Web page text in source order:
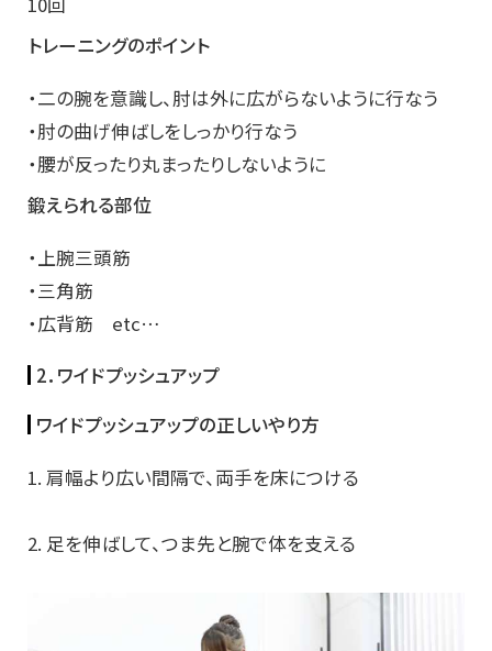
トレーニングのポイント
・二の腕を意識し、肘は外に広がらないように行なう
・肘の曲げ伸ばしをしっかり行なう
・腰が反ったり丸まったりしないように
鍛えられる部位
・上腕三頭筋
・三角筋
・広背筋 etc…
2．ワイドプッシュアップ
ワイドプッシュアップの正しいやり方
1. 肩幅より広い間隔で、両手を床につける
2. 足を伸ばして、つま先と腕で体を支える